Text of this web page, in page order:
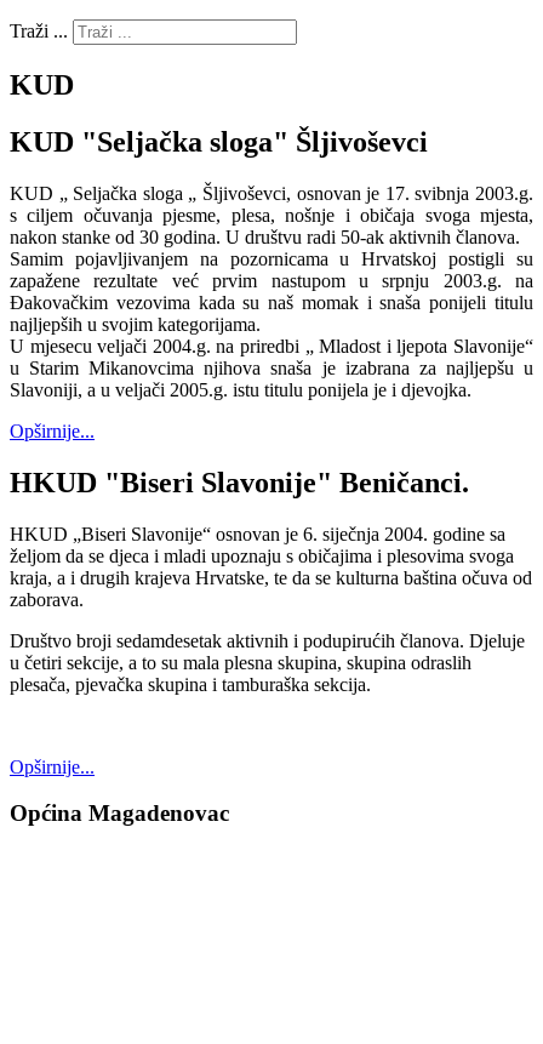
Traži ...
KUD
KUD "Seljačka sloga" Šljivoševci
KUD „ Seljačka sloga „ Šljivoševci, osnovan je 17. svibnja 2003.g.
s ciljem očuvanja pjesme, plesa, nošnje i običaja svoga mjesta,
nakon stanke od 30 godina. U društvu radi 50-ak aktivnih članova.
Samim pojavljivanjem na pozornicama u Hrvatskoj postigli su
zapažene rezultate već prvim nastupom u srpnju 2003.g. na
Đakovačkim vezovima kada su naš momak i snaša ponijeli titulu
najljepših u svojim kategorijama.
U mjesecu veljači 2004.g. na priredbi „ Mladost i ljepota Slavonije“
u Starim Mikanovcima njihova snaša je izabrana za najljepšu u
Slavoniji, a u veljači 2005.g. istu titulu ponijela je i djevojka.
Opširnije...
HKUD "Biseri Slavonije" Beničanci.
HKUD „Biseri Slavonije“ osnovan je 6. siječnja 2004. godine sa
željom da se djeca i mladi upoznaju s običajima i plesovima svoga
kraja, a i drugih krajeva Hrvatske, te da se kulturna baština očuva od
zaborava.
Društvo broji sedamdesetak aktivnih i podupirućih članova. Djeluje
u četiri sekcije, a to su mala plesna skupina, skupina odraslih
plesača, pjevačka skupina i tamburaška sekcija.
Opširnije...
Općina Magadenovac